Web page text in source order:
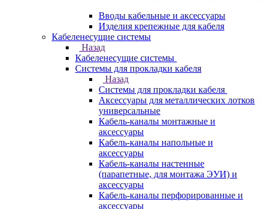
Вводы кабельные и аксессуары
Изделия крепежные для кабеля
Кабеленесущие системы
Назад
Кабеленесущие системы
Системы для прокладки кабеля
Назад
Системы для прокладки кабеля
Аксессуары для металлических лотков
универсальные
Кабель-каналы монтажные и
аксессуары
Кабель-каналы напольные и
аксессуары
Кабель-каналы настенные
(парапетные, для монтажа ЭУИ) и
аксессуары
Кабель-каналы перфорированные и
аксессуары